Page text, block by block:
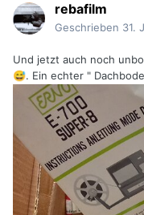
rebafilm
Geschrieben 31.
Und jetzt auch noch
😅. Ein echter "